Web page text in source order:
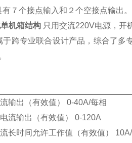
有７个接点输入和２个空接点输出
机箱结构只用交流220V电源，开
跨专业联合设计产品，综合了多
输出（有效值） 0-40A/每相
流输出（有效值） 0-120A
长时间允许工作值（有效值）